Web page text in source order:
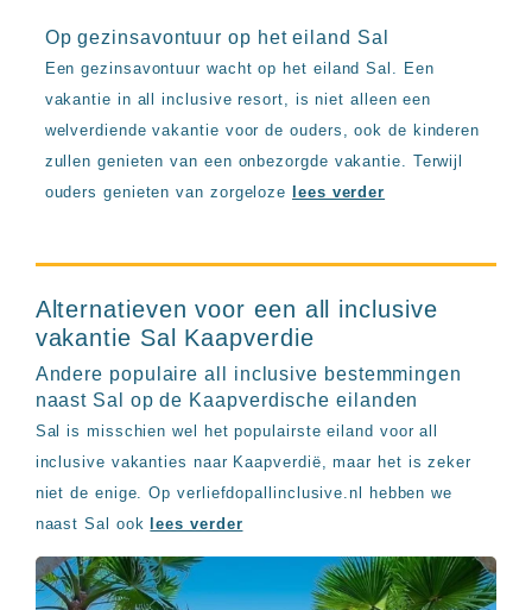
Op gezinsavontuur op het eiland Sal
Een gezinsavontuur wacht op het eiland Sal. Een
vakantie in all inclusive resort, is niet alleen een
welverdiende vakantie voor de ouders, ook de kinderen
zullen genieten van een onbezorgde vakantie. Terwijl
ouders genieten van zorgeloze lees verder
Alternatieven voor een all inclusive
vakantie Sal Kaapverdie
Andere populaire all inclusive bestemmingen
naast Sal op de Kaapverdische eilanden
Sal is misschien wel het populairste eiland voor all
inclusive vakanties naar Kaapverdië, maar het is zeker
niet de enige. Op verliefdopallinclusive.nl hebben we
naast Sal ook lees verder